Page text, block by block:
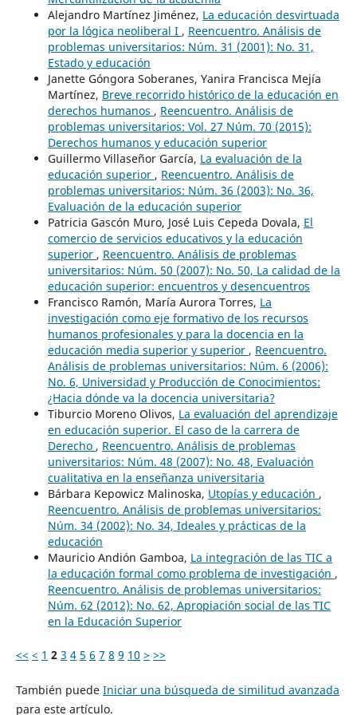
Alejandro Martínez Jiménez, La educación desvirtuada
por la lógica neoliberal I , Reencuentro. Análisis de
problemas universitarios: Núm. 31 (2001): No. 31,
Estado y educación
Janette Góngora Soberanes, Yanira Francisca Mejía
Martínez, Breve recorrido histórico de la educación en
derechos humanos , Reencuentro. Análisis de
problemas universitarios: Vol. 27 Núm. 70 (2015):
Derechos humanos y educación superior
Guillermo Villaseñor García, La evaluación de la
educación superior , Reencuentro. Análisis de
problemas universitarios: Núm. 36 (2003): No. 36,
Evaluación de la educación superior
Patricia Gascón Muro, José Luis Cepeda Dovala, El
comercio de servicios educativos y la educación
superior , Reencuentro. Análisis de problemas
universitarios: Núm. 50 (2007): No. 50, La calidad de la
educación superior: encuentros y desencuentros
Francisco Ramón, María Aurora Torres, La
investigación como eje formativo de los recursos
humanos profesionales y para la docencia en la
educación media superior y superior , Reencuentro.
Análisis de problemas universitarios: Núm. 6 (2006):
No. 6, Universidad y Producción de Conocimientos:
¿Hacia dónde va la docencia universitaria?
Tiburcio Moreno Olivos, La evaluación del aprendizaje
en educación superior. El caso de la carrera de
Derecho , Reencuentro. Análisis de problemas
universitarios: Núm. 48 (2007): No. 48, Evaluación
cualitativa en la enseñanza universitaria
Bárbara Kepowicz Malinoska, Utopías y educación ,
Reencuentro. Análisis de problemas universitarios:
Núm. 34 (2002): No. 34, Ideales y prácticas de la
educación
Mauricio Andión Gamboa, La integración de las TIC a
la educación formal como problema de investigación ,
Reencuentro. Análisis de problemas universitarios:
Núm. 62 (2012): No. 62, Apropiación social de las TIC
en la Educación Superior
<< < 1 2 3 4 5 6 7 8 9 10 > >>
También puede Iniciar una búsqueda de similitud avanzada
para este artículo.